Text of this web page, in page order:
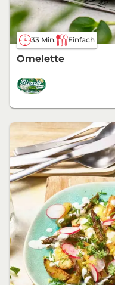
33 Min. Einfach
Omelette